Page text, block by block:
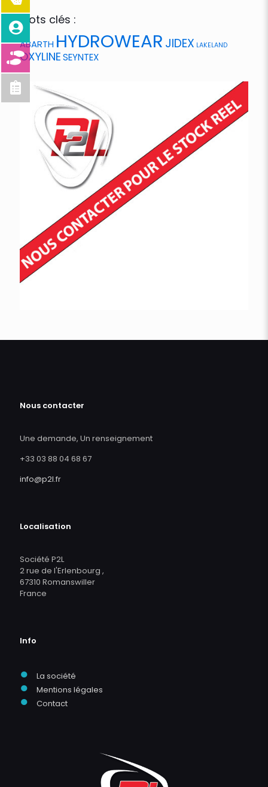
Mots clés :
ABARTH HYDROWEAR JIDEX LAKELAND
OXYLINESEYNTEX
Nous contacter
Une demande, Un renseignement
+33 03 88 04 68 67
info@p2l.fr
Localisation
Société P2L
2 rue de l'Erlenbourg ,
67310 Romanswiller
France
Info
● La société
● Mentions légales
● Contact